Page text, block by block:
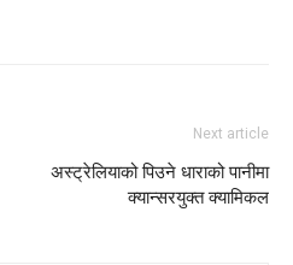
Next article
अस्ट्रेलियाको पिउने धाराको पानीमा
क्यान्सरयुक्त क्यामिकल